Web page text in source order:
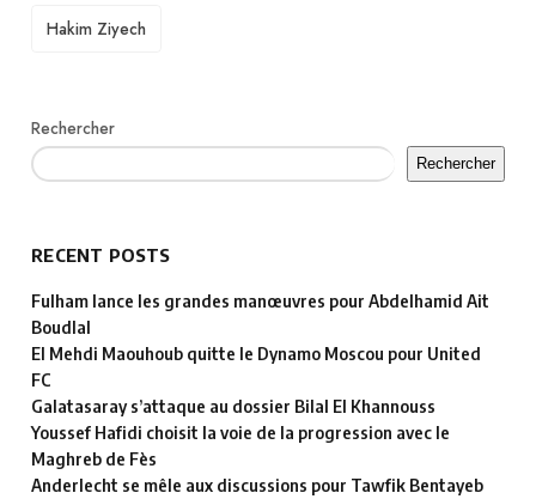
TAGS
Hakim Ziyech
Rechercher
Rechercher
RECENT POSTS
Fulham lance les grandes manœuvres pour Abdelhamid Ait
Boudlal
El Mehdi Maouhoub quitte le Dynamo Moscou pour United
FC
Galatasaray s’attaque au dossier Bilal El Khannouss
Youssef Hafidi choisit la voie de la progression avec le
Maghreb de Fès
Anderlecht se mêle aux discussions pour Tawfik Bentayeb